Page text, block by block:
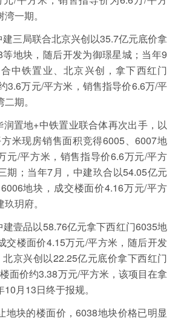
一期。
三局联合北京兴创以35.7亿元底价拿
地块，随后开发为御璟星城；当年9
中铁置业、北京兴创，拿下西红门
3.6万元/平方米，销售指导价6.6万/平
期。
置地+中铁置业联合体再次出手，以
米现房销售面积竞得6005、6007地
元/平方米，销售指导价6.6万元/平方
期；当年7月，中建玖合以54.05亿元
地块，成交楼面价4.16万元/平方
玥府。
壹品以58.76亿元拿下西红门6035地
交楼面价4.15万元/平方米，随后开发
京兴创以22.25亿元底价拿下西红门
面价约3.38万元/平方米，该项目在拿
月13日终于报规。
地块的楼面价，6038地块价格已明显